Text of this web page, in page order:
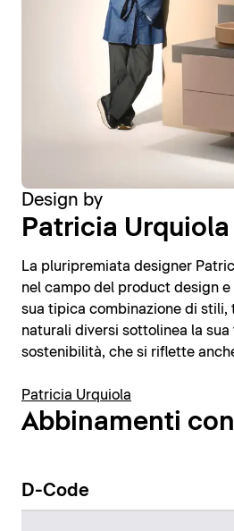
Design by
Patricia Urquiola
La pluripremiata designer
nel campo del product design
sua tipica combinazione di stili,
naturali diversi sottolinea la
sostenibilità, che si riflette
Patricia Urquiola
Abbinamenti
D-Code